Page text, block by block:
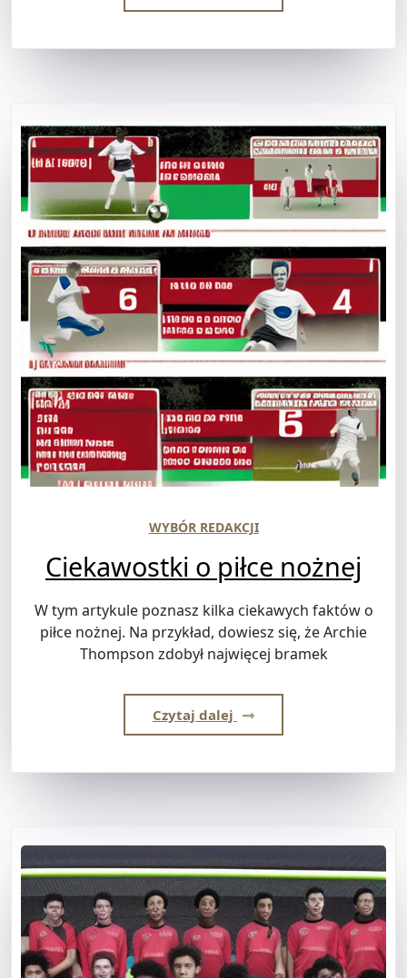
WYBÓR REDAKCJI
Ciekawostki o piłce nożnej
W tym artykule poznasz kilka ciekawych faktów o
piłce nożnej. Na przykład, dowiesz się, że Archie
Thompson zdobył najwięcej bramek
Czytaj dalej